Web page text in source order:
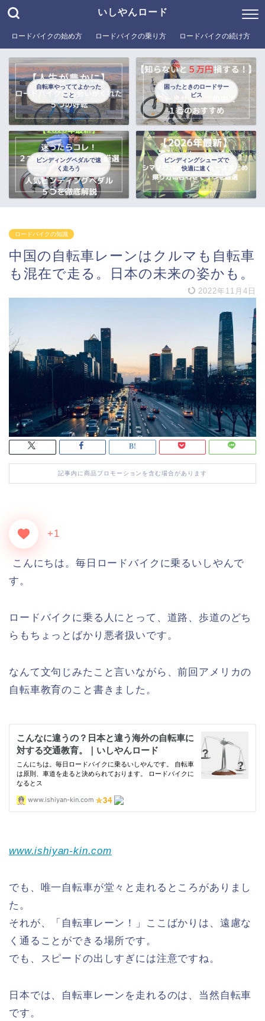
いしやんロード
ロードバイクの始め方 ロードバイクの乗り方 ロードバイクの続け方
自転車やっててよかった
こと
困ったときのロードサー
ビス
ビンディングペダルで速
く走ろう
ビンディングシューズで
快適に速く
ロードバイクの知識
中国の自転車レーンはクルマも自転車
も混在で走る。日本の未来の姿かも。
2022年11月4日
記事内に商品プロモーションを含む場合があります
+1
こんにちは。毎日ロードバイクに乗るいしやんで
す。
ロードバイクに乗る人にとって、道路、歩道のどち
らもちょっとばかり悪者扱いです。
なんて文句じみたこと言いながら、前回アメリカの
自転車教育のこと書きました。
www.ishiyan-kin.com
でも、唯一自転車が堂々と走れるところがありまし
た。
それが、「自転車レーン！」ここばかりは、遠慮な
く通ることができる場所です。
でも、スピードの出しすぎには注意ですね。
日本では、自転車レーンを走れるのは、当然自転車
です。